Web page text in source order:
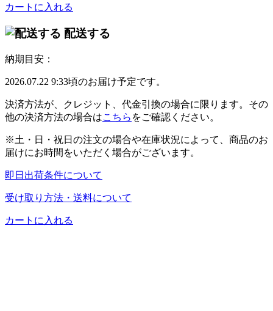
カートに入れる
配送する
納期目安：
2026.07.22 9:33頃のお届け予定です。
決済方法が、クレジット、代金引換の場合に限ります。その
他の決済方法の場合はこちら をご確認ください。
※土・日・祝日の注文の場合や在庫状況によって、商品のお
届けにお時間をいただく場合がございます。
即日出荷条件について
受け取り方法・送料について
カートに入れる